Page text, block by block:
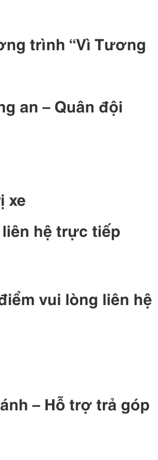
trình “Vì Tương
an – Quân đội
xe
hệ trực tiếp
vui lòng liên hệ
– Hỗ trợ trả góp